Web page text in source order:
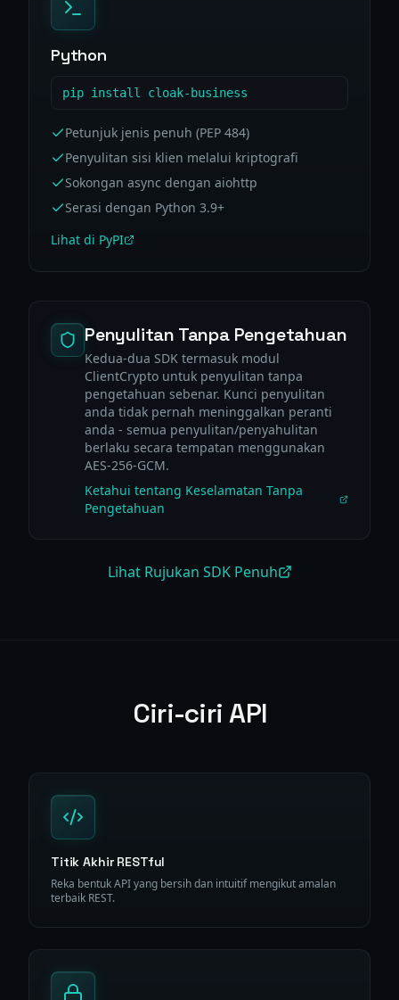
Python
pip install cloak-business
Petunjuk jenis penuh (PEP 484)
Penyulitan sisi klien melalui kriptografi
Sokongan async dengan aiohttp
Serasi dengan Python 3.9+
Lihat di PyPI
Penyulitan Tanpa Pengetahuan
Kedua-dua SDK termasuk modul
ClientCrypto untuk penyulitan tanpa
pengetahuan sebenar. Kunci penyulitan
anda tidak pernah meninggalkan peranti
anda - semua penyulitan/penyahulitan
berlaku secara tempatan menggunakan
AES-256-GCM.
Ketahui tentang Keselamatan Tanpa
Pengetahuan
Lihat Rujukan SDK Penuh
Ciri-ciri API
Titik Akhir RESTful
Reka bentuk API yang bersih dan intuitif mengikut amalan
terbaik REST.